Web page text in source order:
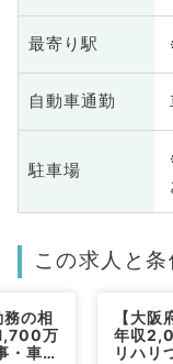
最寄り駅
自動車通勤
駐車場
この求人と
の相
万
・車運
【大
年収
リハリ